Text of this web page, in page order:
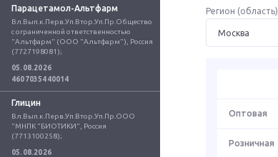
Парацетамол-Альтфарм
Вл.Вып.к.Перв.Уп.Втор.Уп.Пр.Общество
с ограниченной ответственностью
"Альтфарм" (ООО "Альтфарм"), Россия
(7727198081);
05.08.2026
4607035440014
Глицин
Вл.Вып.к.Перв.Уп.Втор.Уп.Пр.ООО
"МНПК "БИОТИКИ", Россия
(7713100258);
05.08.2026
Регион (область)
Оптовая
Розничная